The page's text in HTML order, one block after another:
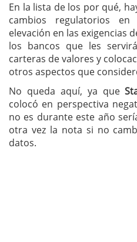
En la lista de los por qué,
cambios regulatorios
elevación en las exigencias
los bancos que les
carteras de valores y
otros aspectos que
No queda aquí, ya que
colocó en perspectiva
no es durante este año
otra vez la nota si no
datos.